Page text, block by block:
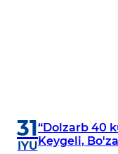
31
IYU
“Dolzarb 40
Keygeli,